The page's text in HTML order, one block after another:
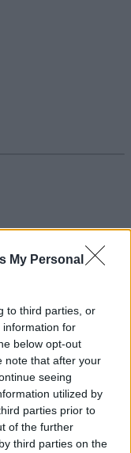
My Personal
to third parties, or
information for
below opt-out
note that after your
seeing
utilized by
parties prior to
of the further
third parties on the
#rákbetegség